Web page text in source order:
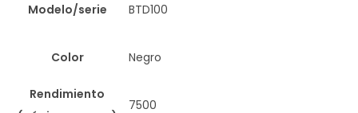
Modelo/serie BTD100
Color Negro
Rendimiento
7500